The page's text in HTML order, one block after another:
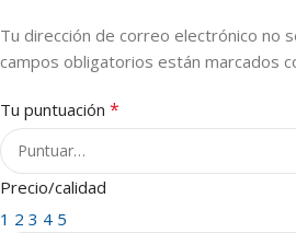
Tu dirección de correo electrónico no
campos obligatorios están marcados
Tu puntuación *
Precio/calidad
1 2 3 4 5